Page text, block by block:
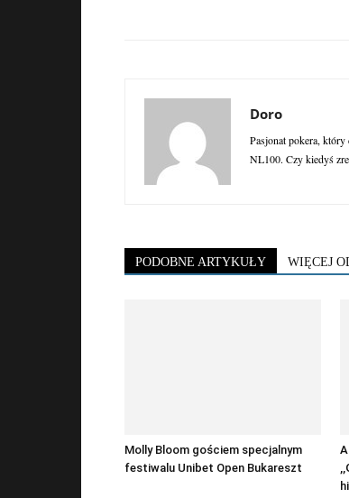
Doro
Pasjonat pokera, który
NL100. Czy kiedyś
PODOBNE ARTYKUŁY WIĘCEJ
Molly Bloom gościem specjalnym
festiwalu Unibet Open Bukareszt